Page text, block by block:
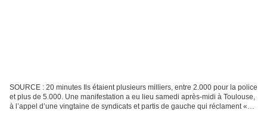
SOURCE : 20 minutes Ils étaient plusieurs milliers, entre 2.000 pour la police
et plus de 5.000. Une manifestation a eu lieu samedi après-midi à Toulouse,
à l’appel d’une vingtaine de syndicats et partis de gauche qui réclament «